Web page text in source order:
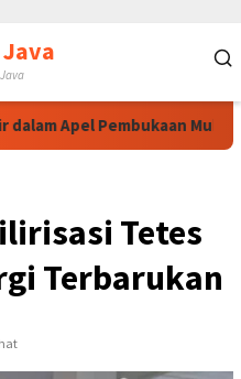
Apel Pembukaan Muktamar
Tetes
Terbarukan